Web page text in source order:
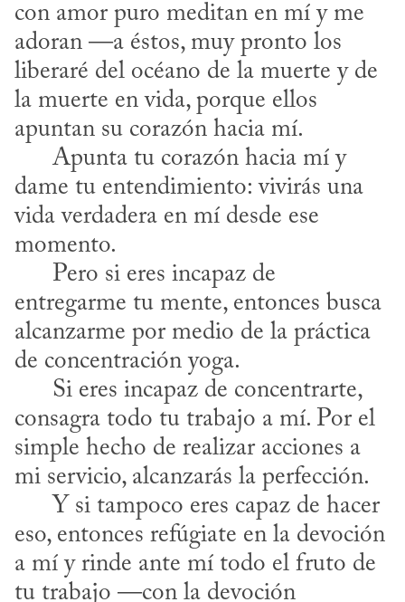
con amor puro meditan en mí y me
adoran —a éstos, muy pronto los
liberaré del océano de la muerte y de
la muerte en vida, porque ellos
apuntan su corazón hacia mí.
dame tu entendimiento: vivirás una
vida verdadera en mí desde ese
momento.
entregarme tu mente, entonces busca
alcanzarme por medio de la práctica
de concentración yoga.
consagra todo tu trabajo a mí. Por el
simple hecho de realizar acciones a
mi servicio, alcanzarás la perfección.
eso, entonces refúgiate en la devoción
a mí y rinde ante mí todo el fruto de
tu trabajo —con la devoción